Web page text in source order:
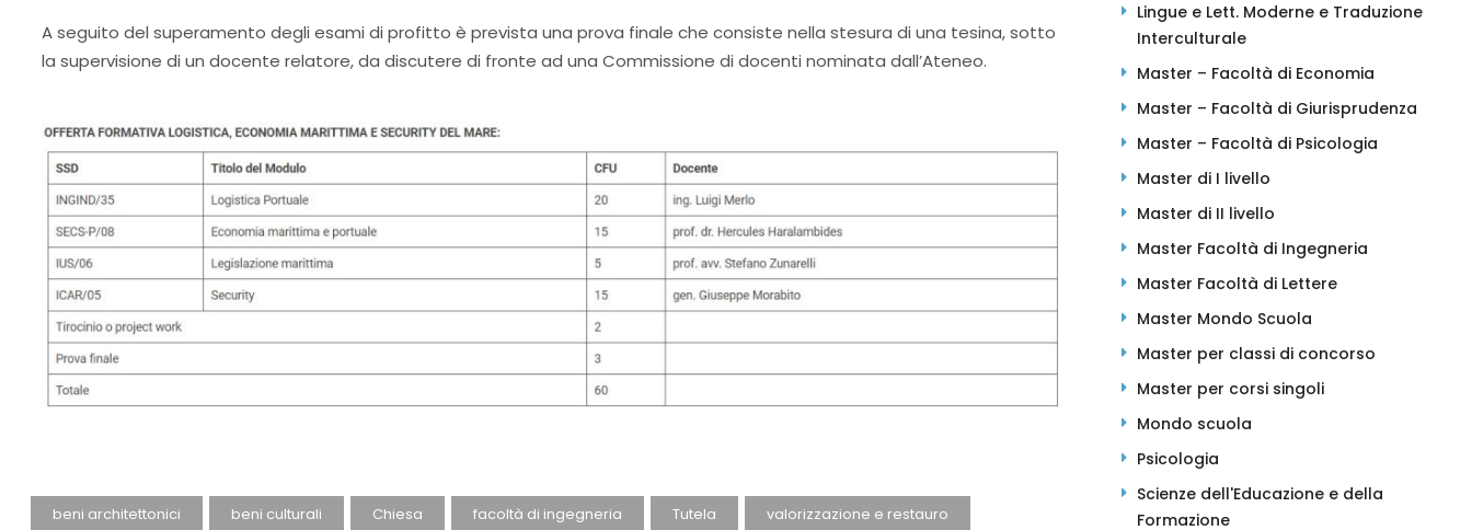
A seguito del superamento degli esami di profitto è prevista una prova finale che consiste nella stesura di una tesina, sotto
la supervisione di un docente relatore, da discutere di fronte ad una Commissione di docenti nominata dall’Ateneo.
beni architettonici beni culturali Chiesa facoltà di ingegneria Tutela valorizzazione e restauro
Lingue e Lett. Moderne e Traduzione
Interculturale
Master – Facoltà di Economia
Master – Facoltà di Giurisprudenza
Master – Facoltà di Psicologia
Master di I livello
Master di II livello
Master Facoltà di Ingegneria
Master Facoltà di Lettere
Master Mondo Scuola
Master per classi di concorso
Master per corsi singoli
Mondo scuola
Psicologia
Scienze dell'Educazione e della
Formazione